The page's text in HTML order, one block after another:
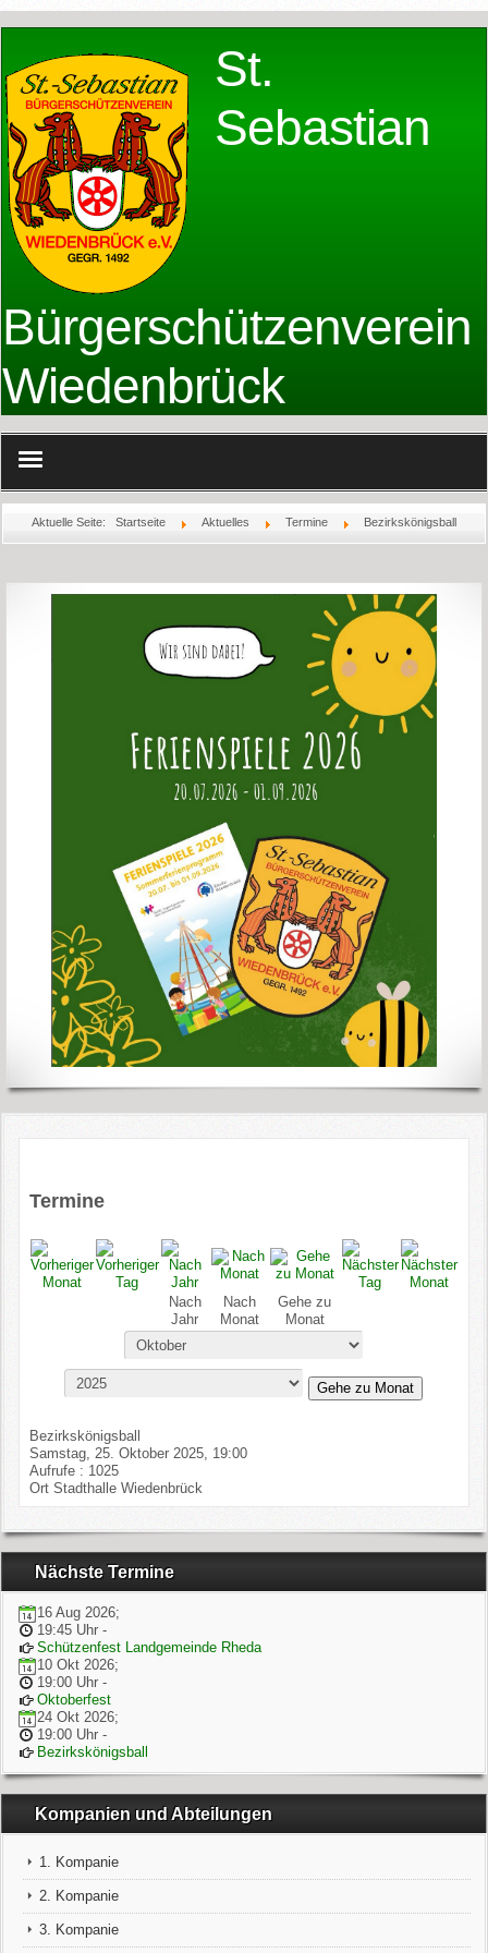
St.
Sebastian
Bürgerschützenverein
Wiedenbrück
Jubiläum
Rechtliches
Aktuelle Seite: Startseite Aktuelles Termine Bezirkskönigsball
Termine
Nach
Jahr
Nach
Monat
Gehe zu
Monat
Gehe zu Monat
Bezirkskönigsball
Samstag, 25. Oktober 2025, 19:00
Aufrufe: 1025
Ort Stadthalle Wiedenbrück
Nächste Termine
16 Aug 2026;
19:45 Uhr-
Schützenfest Landgemeinde Rheda
10 Okt 2026;
19:00 Uhr-
Oktoberfest
24 Okt 2026;
19:00 Uhr-
Bezirkskönigsball
Kompanien und Abteilungen
1. Kompanie
2. Kompanie
3. Kompanie